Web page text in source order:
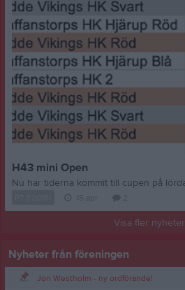
H43 mini Open
Visa fler nyheter
Nyheter från föreningen
Jon Westholm - ny ordförande!